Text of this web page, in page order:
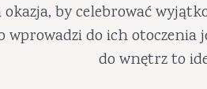
okazja, by celebrować
wprowadzi do ich
do wnętrz to